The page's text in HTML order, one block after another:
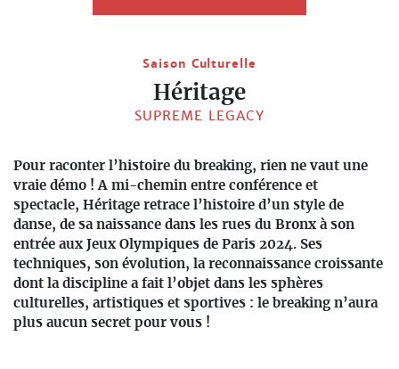
Saison Culturelle
Héritage
SUPREME LEGACY
Pour raconter l’histoire du breaking, rien ne vaut une
vraie démo ! A mi-chemin entre conférence et
spectacle, Héritage retrace l’histoire d’un style de
danse, de sa naissance dans les rues du Bronx à son
entrée aux Jeux Olympiques de Paris 2024. Ses
techniques, son évolution, la reconnaissance croissante
dont la discipline a fait l’objet dans les sphères
culturelles, artistiques et sportives : le breaking n’aura
plus aucun secret pour vous !